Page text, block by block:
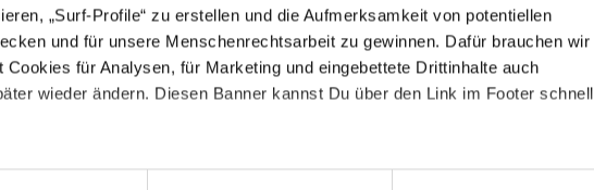
„Surf-Profile“ zu erstellen und die Aufmerksamkeit von potentiellen
und für unsere Menschenrechtsarbeit zu gewinnen. Dafür brauchen wir
für Analysen, für Marketing und eingebettete Drittinhalte auch
wieder ändern. Diesen Banner kannst Du über den Link im Footer schnell
Schusswaffengewalt, die unter
Menschen mit Behinderung. Es gibt
Versorgung zu bekommen.